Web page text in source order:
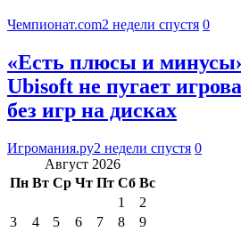
Чемпионат.com2 недели спустя 0
«Есть плюсы и
Ubisoft не пугает
без игр на дисках
Игромания.ру2 недели спустя 0
Август 2026
Пн Вт Ср Чт Пт Сб Вс
1
2
3
4 5 6 7 8
9